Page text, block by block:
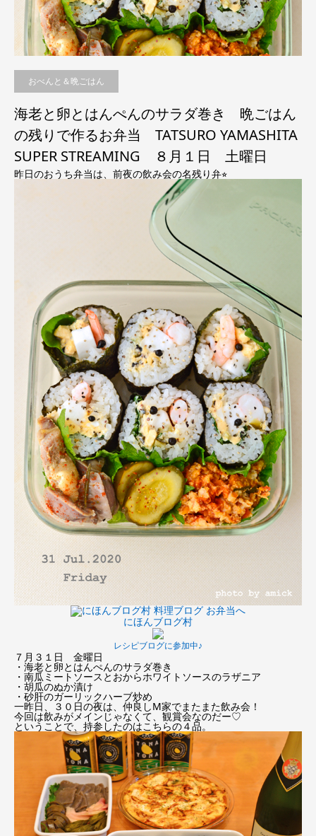
おべんと＆晩ごはん
海老と卵とはんぺんのサラダ巻き 晩ごはん
の残りで作るお弁当 TATSURO YAMASHITA
SUPER STREAMING ８月１日 土曜日
昨日のおうち弁当は、前夜の飲み会の名残り弁⭐︎
にほんブログ村
レシピブログに参加中♪
７月３１日 金曜日
・海老と卵とはんぺんのサラダ巻き
・南瓜ミートソースとおからホワイトソースのラザニア
・胡瓜のぬか漬け
・砂肝のガーリックハーブ炒め
一昨日、３０日の夜は、仲良しM家でまたまた飲み会！
今回は飲みがメインじゃなくて、観賞会なのだー♡
ということで、持参したのはこちらの４品。